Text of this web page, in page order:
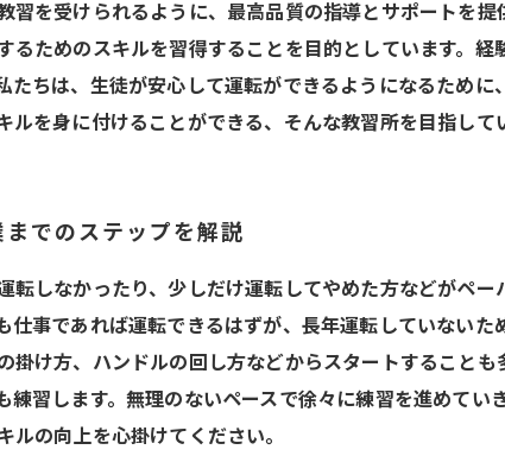
習を受けられるように、最高品質の指導とサポートを
るためのスキルを習得することを目的としています。
たちは、生徒が安心して運転ができるようになるため
ルを身に付けることができる、そんな教習所を目指して
でのステップを解説
転しなかったり、少しだけ運転してやめた方などがペ
仕事であれば運転できるはずが、長年運転していない
掛け方、ハンドルの回し方などからスタートすること
練習します。無理のないペースで徐々に練習を進めて
の向上を心掛けてください。